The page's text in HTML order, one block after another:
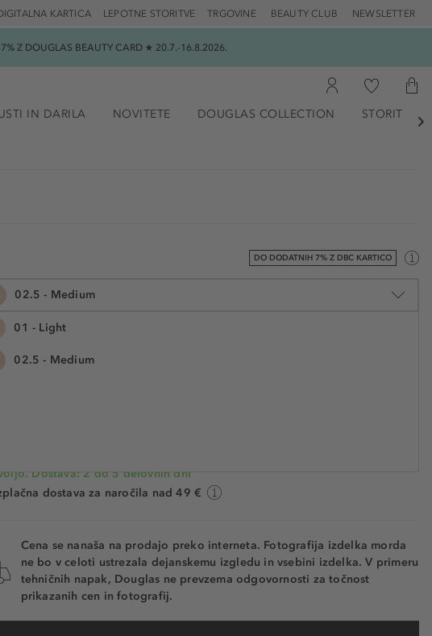
TRGOVINE BEAUTY CLUB NEWSLETTER
LEPOTNE STORITVE
KARTICA
Z DOUGLAS BEAUTY CARD ★ 20.7.-16.8.2026.
IN DARILA NOVITETE DOUGLAS COLLECTION STORITVE

DO DODATNIH 7% Z DBC KARTICO
02.5 - Medium
01 - Light
02.5 - Medium
Dostava: 2 do 5 delovnih dni
dostava za naročila nad 49 €
Cena se nanaša na prodajo preko interneta. Fotografija izdelka morda
ne bo v celoti ustrezala dejanskemu izgledu in vsebini izdelka. V primeru
tehničnih napak, Douglas ne prevzema odgovornosti za točnost
prikazanih cen in fotografij.